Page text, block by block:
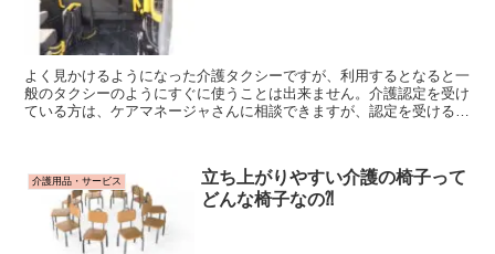
よく見かけるようになった介護タクシーですが、利用するとなると一
般のタクシーのようにすぐに使うことは出来ません。介護認定を受け
ている方は、ケアマネージャさんに相談できますが、認定を受ける前
介護用品・サービス
立ち上がりやすい介護の椅子って
どんな椅子なの⁈